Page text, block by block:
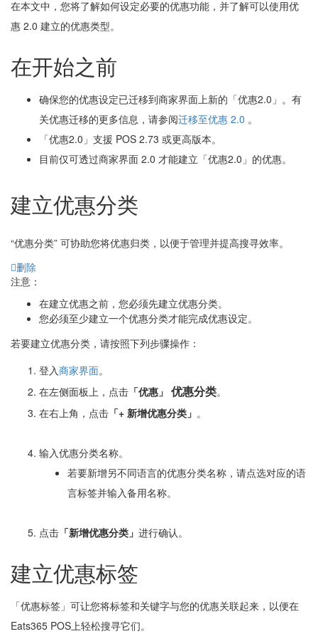
在本文中，您将了解如何设定必要的优惠功能，并了解可以使用优
惠 2.0 建立的优惠类型。
在开始之前
确保您的优惠设定已迁移到商家界面上新的「优惠2.0」。有
关优惠迁移的更多信息，请参阅迁移至优惠 2.0 。
「优惠2.0」支援 POS 2.73 或更高版本。
目前仅可透过商家界面 2.0 才能建立「优惠2.0」的优惠。
建立优惠分类
“优惠分类” 可协助您将优惠归类，以便于管理并提高搜寻效率。
删除
注意：
在建立优惠之前，您必须先建立优惠分类。
您必须至少建立一个优惠分类才能完成优惠设定。
若要建立优惠分类，请按照下列步骤操作：
登入商家界面。
在左侧面板上，点击 「优惠」 优惠分类。
在右上角，点击 「+ 新增优惠分类」 。
输入优惠分类名称。
若要新增另不同语言的优惠分类名称，请点选对应的语
言标签并输入备用名称。
点击 「新增优惠分类」 进行确认。
建立优惠标签
「优惠标签」可让您将标签和关键字与您的优惠关联起来，以便在
Eats365 POS上轻松搜寻它们。